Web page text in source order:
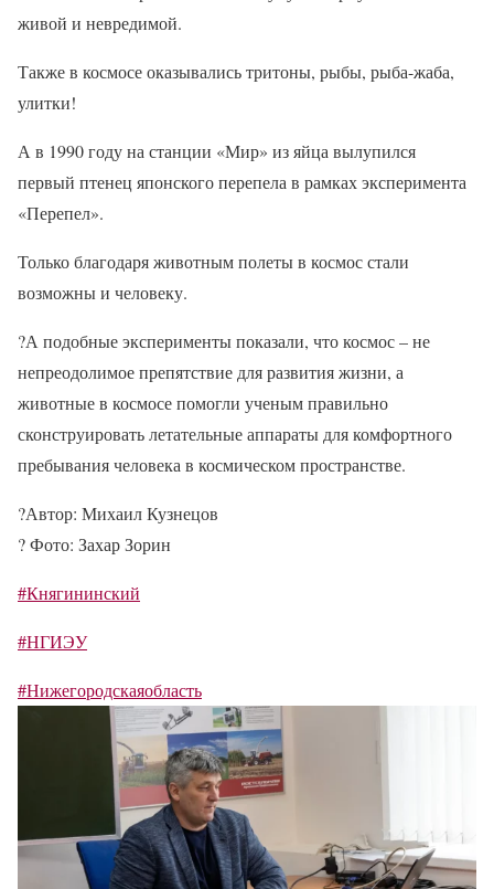
живой и невредимой.
Также в космосе оказывались тритоны, рыбы, рыба-жаба,
улитки!
А в 1990 году на станции «Мир» из яйца вылупился
первый птенец японского перепела в рамках эксперимента
«Перепел».
Только благодаря животным полеты в космос стали
возможны и человеку.
?А подобные эксперименты показали, что космос – не
непреодолимое препятствие для развития жизни, а
животные в космосе помогли ученым правильно
сконструировать летательные аппараты для комфортного
пребывания человека в космическом пространстве.
?️Автор: Михаил Кузнецов
?Фото: Захар Зорин
#Княгининский
#НГИЭУ
#Нижегородскаяобласть